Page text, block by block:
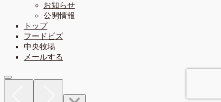
お知らせ
公開情報
トップ
フードビズ
中央牧場
メールする